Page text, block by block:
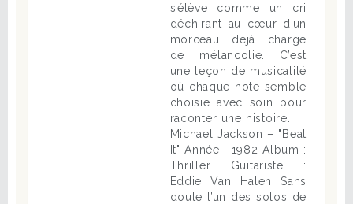
s’élève comme un cri
déchirant au cœur d’un
morceau déjà chargé
de mélancolie. C’est
une leçon de musicalité
où chaque note semble
choisie avec soin pour
raconter une histoire.
Michael Jackson – "Beat
It" Année : 1982 Album :
Thriller Guitariste :
Eddie Van Halen Sans
doute l’un des solos de